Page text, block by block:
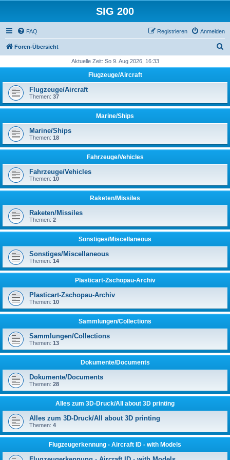
SIG 200
FAQ Anmelden
Registrieren
Foren-Übersicht
h
Aktuelle Zeit: So 9. Aug 2026, 16:33
Flugzeuge/Aircraft
Flugzeuge/Aircraft
Themen: 37
Marine/Ships
Marine/Ships
Themen: 18
Fahrzeuge/Vehicles
Fahrzeuge/Vehicles
Themen: 10
Raketen/Missiles
Raketen/Missiles
Themen: 2
Sonstiges/Miscellaneous
Sonstiges/Miscellaneous
Themen: 14
Plasticart-Zschopau-Archiv
Plasticart-Zschopau-Archiv
Themen: 10
Sammlungen/Collections
Sammlungen/Collections
Themen: 13
Dokumente/Documents
Dokumente/Documents
Themen: 28
Alles zum 3D-Druck/All about 3D printing
Alles zum 3D-Druck/All about 3D printing
Themen: 4
Flugzeugerkennung - Aircraft ID - with Models